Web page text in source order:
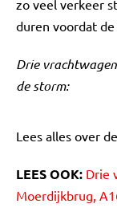
zo veel verkeer
duren voordat
Drie
de storm:
Lees alles over
LEES OOK: Drie
Moerdijkbrug,